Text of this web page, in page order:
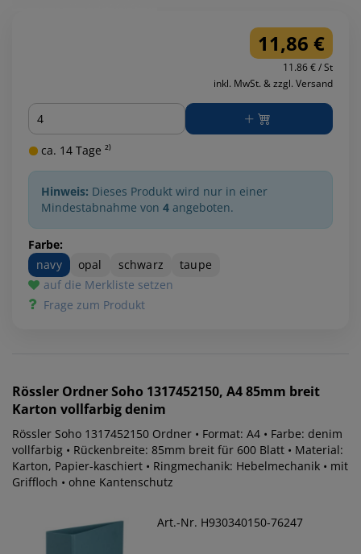
11,86 €
11.86 € / St
inkl. MwSt. & zzgl. Versand
Menge
ca. 14 Tage ²⁾
Hinweis: Dieses Produkt wird nur in einer
Mindestabnahme von 4 angeboten.
Farbe:
navy
opal schwarz
taupe
auf die Merkliste setzen
Frage zum Produkt
Rössler Ordner Soho 1317452150, A4 85mm breit
Karton vollfarbig denim
Rössler Soho 1317452150 Ordner • Format: A4 • Farbe: denim
vollfarbig • Rückenbreite: 85mm breit für 600 Blatt • Material:
Karton, Papier-kaschiert • Ringmechanik: Hebelmechanik • mit
Griffloch • ohne Kantenschutz
Art.-Nr. H930340150-76247